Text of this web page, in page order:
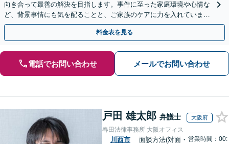
向き合って最善の解決を目指します。事件に至った家庭環境や心情な
ど、背景事情にも気を配ることと、ご家族のケアに力を入れていま
す。おひとりで悩まず、すぐにご相談ください。
料金表を見る
電話でお問い合わせ メールでお問い合わせ
戸田 雄太郎 弁護士 大阪府
春田法律事務所 大阪オフィス
川西市
面談方法(対面・ 営業時間：00: